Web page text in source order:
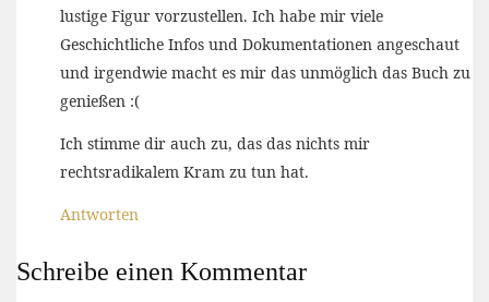
lustige Figur vorzustellen. Ich habe mir viele
Geschichtliche Infos und Dokumentationen angeschaut
und irgendwie macht es mir das unmöglich das Buch zu
genießen :(
Ich stimme dir auch zu, das das nichts mir
rechtsradikalem Kram zu tun hat.
Antworten
Schreibe einen Kommentar